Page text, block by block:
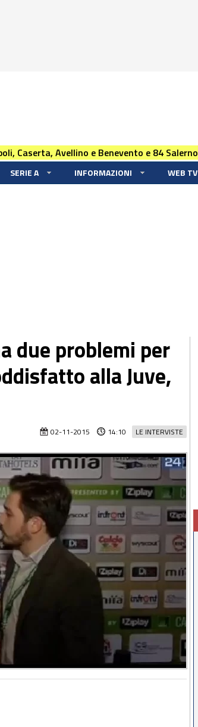
Caserta, Avellino e Benevento e 84 Salerno
SERIE A INFORMAZIONI WEB TV
due problemi per
alla Juve,
LE INTERVISTE
02-11-2015 14:10